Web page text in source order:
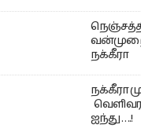
நக்கீரா
நக்கீரா
ஐந்து ….!